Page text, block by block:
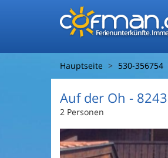
Ferienunterkünfte.
Hauptseite 530-356754
Auf der Oh -
2 Personen